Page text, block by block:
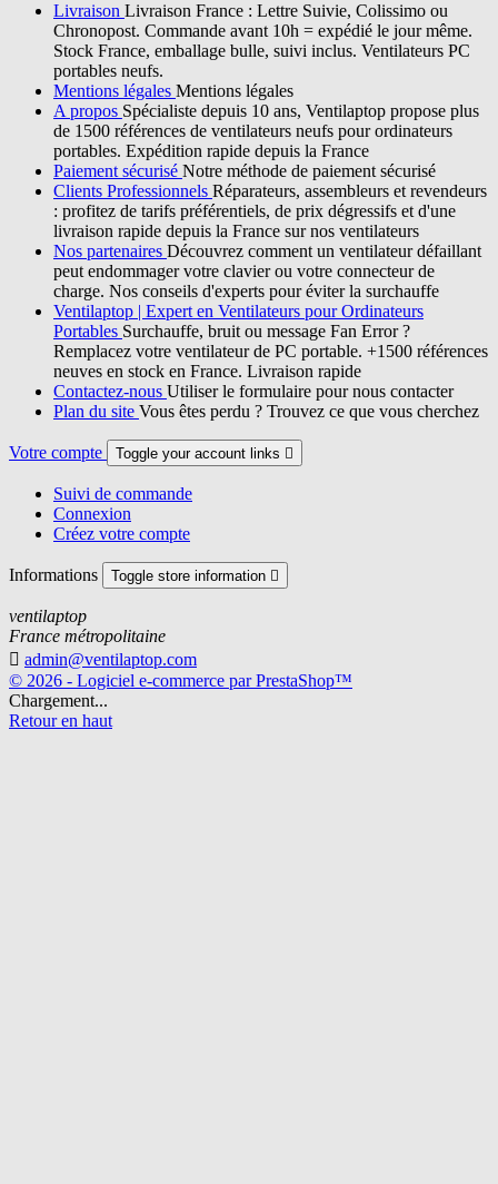
Livraison Livraison France : Lettre Suivie, Colissimo ou
Chronopost. Commande avant 10h = expédié le jour même.
Stock France, emballage bulle, suivi inclus. Ventilateurs PC
portables neufs.
Mentions légales Mentions légales
A propos Spécialiste depuis 10 ans, Ventilaptop propose plus
de 1500 références de ventilateurs neufs pour ordinateurs
portables. Expédition rapide depuis la France
Paiement sécurisé Notre méthode de paiement sécurisé
Clients Professionnels Réparateurs, assembleurs et revendeurs
: profitez de tarifs préférentiels, de prix dégressifs et d'une
livraison rapide depuis la France sur nos ventilateurs
Nos partenaires Découvrez comment un ventilateur défaillant
peut endommager votre clavier ou votre connecteur de
charge. Nos conseils d'experts pour éviter la surchauffe
Ventilaptop | Expert en Ventilateurs pour Ordinateurs
Portables Surchauffe, bruit ou message Fan Error ?
Remplacez votre ventilateur de PC portable. +1500 références
neuves en stock en France. Livraison rapide
Contactez-nous Utiliser le formulaire pour nous contacter
Plan du site Vous êtes perdu ? Trouvez ce que vous cherchez
Votre compte Toggle your account links 
Suivi de commande
Connexion
Créez votre compte
Informations Toggle store information 
ventilaptop
France métropolitaine
 admin@ventilaptop.com
© 2026 - Logiciel e-commerce par PrestaShop™
Chargement...
Retour en haut